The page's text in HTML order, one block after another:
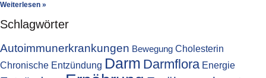
Weiterlesen »
Schlagwörter
Autoimmunerkrankungen Bewegung Cholesterin
Chronische Entzündung Darm Darmflora Energie